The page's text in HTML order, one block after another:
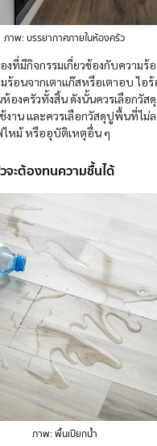
ภาพ: บรรยากาศภายในห้องครัว
งที่มีกิจกรรมเกี่ยวข้องกับความร้
มร้อนจากเตาแก๊สหรือเตาอบ ไ
องครัวทั้งสิ้น ดังนั้นควรเลือกวัส
ช้งาน และควรเลือกวัสดุปูพื้นที่ไ
ไหม้ หรืออุบัติเหตุอื่น ๆ
ะต้องทนความชื้นได้
ภาพ: พื้นเปียกน้ำ